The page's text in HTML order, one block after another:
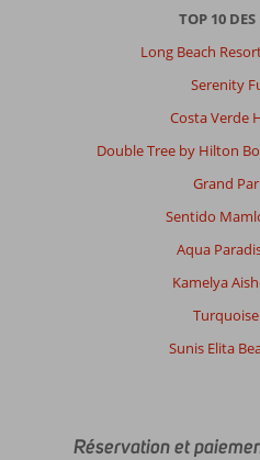
TOP 10 DES
Long Beach
Serenity
Costa Verde
Double Tree by Hilton
Grand
Sentido
Aqua
Kamelya
Sunis Elita
Réservation et